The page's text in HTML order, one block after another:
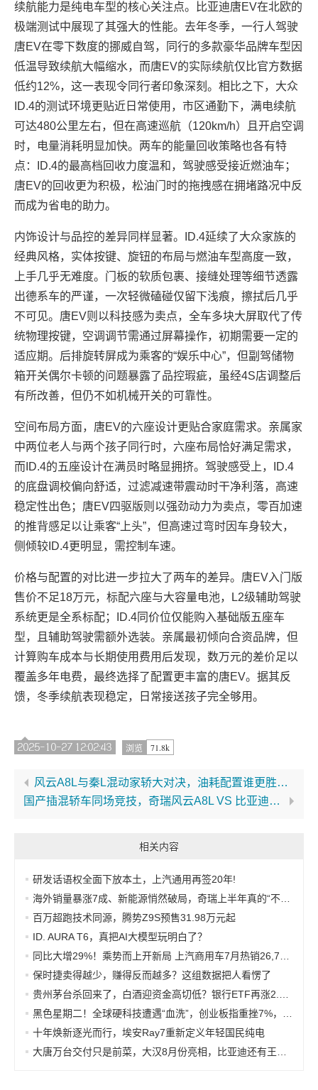
续航能力是纯电车型的核心关注点。比亚迪唐EV在北欧的
极端测试中展现了其强大的性能。去年冬季，一行人驾驶
唐EV在零下数度的挪威自驾，同行的多款豪华品牌车型因
低温导致续航大幅缩水，而唐EV的实际续航仅比官方数据
低约12%，这一表现令同行者印象深刻。相比之下，大众
ID.4的测试环境更贴近日常使用，市区通勤下，满电续航
可达480公里左右，但在高速巡航（120km/h）且开启空调
时，电量消耗明显加快。两车的能量回收策略也各有特
点：ID.4的最高档回收力度温和，驾驶感受接近燃油车；
唐EV的回收更为积极，松油门时的拖拽感在拥堵路况中反
而成为省电的助力。
内饰设计与品控的差异同样显著。ID.4延续了大众家族的
经典风格，实体按键、旋钮的布局与燃油车型高度一致，
上手几乎无难度。门板的软质包裹、接缝处理等细节透露
出德系车的严谨，一次轻微磕碰仅留下浅痕，擦拭后几乎
不可见。唐EV则以科技感为卖点，全车多块大屏取代了传
统物理按键，空调调节需通过屏幕操作，初期需要一定的
适应期。后排旋转屏成为乘客的“娱乐中心”，但副驾储物
箱开关偶尔卡顿的问题暴露了品控瑕疵，虽经4S店调整后
有所改善，但仍不如机械开关的可靠性。
空间布局方面，唐EV的六座设计更贴合家庭需求。亲属家
中两位老人与两个孩子同行时，六座布局恰好满足需求，
而ID.4的五座设计在满员时略显拥挤。驾驶感受上，ID.4
的底盘调校偏向舒适，过滤减速带震动时干净利落，高速
稳定性出色；唐EV四驱版则以强劲动力为卖点，零百加速
的推背感足以让乘客“上头”，但高速过弯时因车身较大，
侧倾较ID.4更明显，需控制车速。
价格与配置的对比进一步拉大了两车的差异。唐EV入门版
售价不足18万元，标配六座与大容量电池，L2级辅助驾驶
系统更是全系标配；ID.4同价位仅能购入基础版五座车
型，且辅助驾驶需额外选装。亲属最初倾向合资品牌，但
计算购车成本与长期使用费用后发现，数万元的差价足以
覆盖多年电费，最终选择了配置更丰富的唐EV。据其反
馈，冬季续航表现稳定，日常接送孩子完全够用。
2025-10-27 12:02:43 浏览 71.8k
风云A8L与秦L混动家轿大对决，油耗配置谁更胜一筹
国产插混轿车同场竞技，奇瑞风云A8L VS 比亚迪秦L
相关内容
研发话语权全面下放本土，上汽通用再签20年!
海外销量暴涨7成、新能源悄然破局，奇瑞上半年真的“不客气”
百万超跑技术同源，腾势Z9S预售31.98万元起
ID. AURA T6，真把AI大模型玩明白了？
同比大增29%！乘势而上开新局 上汽商用车7月热销26,782辆
保时捷卖得越少，赚得反而越多？这组数据把人看愣了
贵州茅台杀回来了，白酒迎资金高切低？银行ETF再涨2.5%奏响反攻强音，低位医药显韧性
黑色星期二！全球硬科技遭遇“血洗”，创业板指重挫7%，银行ETF“秀肌肉”，本月以来超额逾33%
十年焕新逐光而行，埃安Ray7重新定义年轻国民纯电
大唐万台交付只是前菜，大汉8月份亮相，比亚迪还有王牌！